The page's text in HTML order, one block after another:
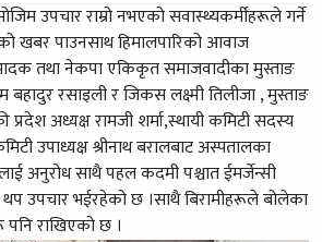
उपचार राम्रो नभएको सवास्थ्यकर्मीहरूले गर्ने
खबर पाउनसाथ हिमालपारिको आवाज
तथा नेकपा एकिकृत समाजवादीका मुस्ताङ
रसाइली र जिकस लक्ष्मी तिलीजा , मुस्ताङ
प्रदेश अध्यक्ष रामजी शर्मा,स्थायी कमिटी सदस्य
उपाध्यक्ष श्रीनाथ बरालबाट अस्पतालका
अनुरोध साथै पहल कदमी पश्चात ईमर्जेन्सी
थप उपचार भईरहेको छ ।साथै बिरामीहरूले बोलेका
राखिएको छ ।